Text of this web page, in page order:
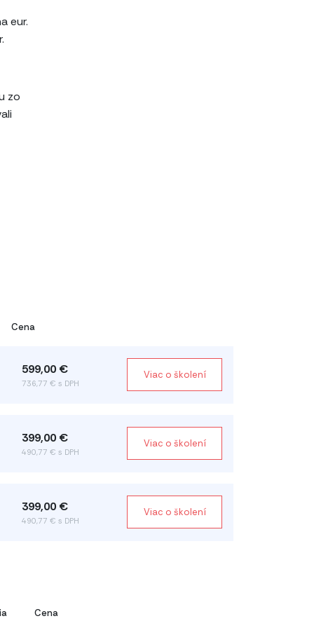
eur.
zo
Cena
599,00 €
736,77 € s DPH
Viac o školení
399,00 €
490,77 € s DPH
Viac o školení
399,00 €
490,77 € s DPH
Viac o školení
Cena